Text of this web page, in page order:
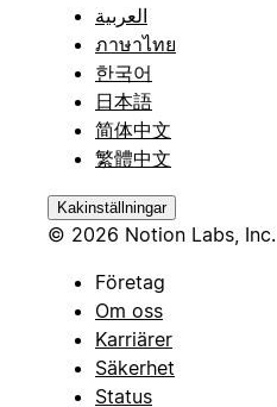
العربية
ภาษาไทย
한국어
日本語
简体中文
繁體中文
Kakinställningar
© 2026 Notion Labs, Inc.
Företag
Om oss
Karriärer
Säkerhet
Status